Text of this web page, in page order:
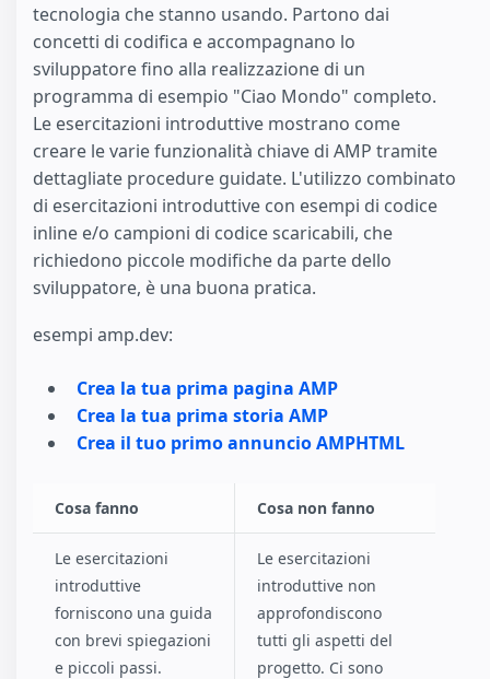
tecnologia che stanno usando. Partono dai
concetti di codifica e accompagnano lo
sviluppatore fino alla realizzazione di un
programma di esempio "Ciao Mondo" completo.
Le esercitazioni introduttive mostrano come
creare le varie funzionalità chiave di AMP tramite
dettagliate procedure guidate. L'utilizzo combinato
di esercitazioni introduttive con esempi di codice
inline e/o campioni di codice scaricabili, che
richiedono piccole modifiche da parte dello
sviluppatore, è una buona pratica.
esempi amp.dev:
Crea la tua prima pagina AMP
Crea la tua prima storia AMP
Crea il tuo primo annuncio AMPHTML
Cosa fanno Cosa non fanno
Le esercitazioni
introduttive
forniscono una guida
con brevi spiegazioni
e piccoli passi.
Le esercitazioni
introduttive non
approfondiscono
tutti gli aspetti del
progetto. Ci sono